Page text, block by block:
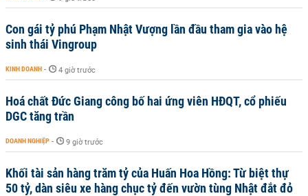
Con gái tỷ phú Phạm Nhật Vượng lần đầu tham gia vào hệ
sinh thái Vingroup
KINH DOANH - 4 giờ trước
Hoá chất Đức Giang công bố hai ứng viên HĐQT, cổ phiếu
DGC tăng trần
DOANH NGHIỆP - 9 giờ trước
Khối tài sản hàng trăm tỷ của Huấn Hoa Hồng: Từ biệt thự
50 tỷ, dàn siêu xe hàng chục tỷ đến vườn tùng Nhật đắt đỏ